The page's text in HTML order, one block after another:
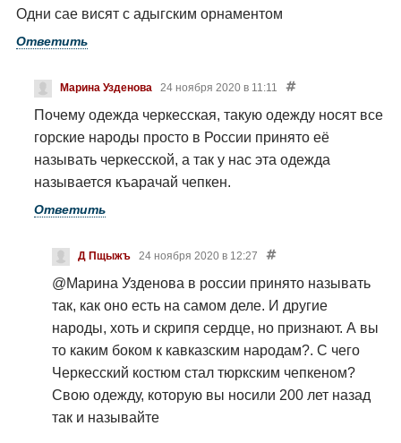
Одни сае висят с адыгским орнаментом
Ответить
Марина Узденова 24 ноября 2020 в 11:11
Почему одежда черкесская, такую одежду носят все
горские народы просто в России принято её
называть черкесской, а так у нас эта одежда
называется къарачай чепкен.
Ответить
Д Пщыжъ 24 ноября 2020 в 12:27
@Марина Узденова в россии принято называть
так, как оно есть на самом деле. И другие
народы, хоть и скрипя сердце, но признают. А вы
то каким боком к кавказским народам?. С чего
Черкесский костюм стал тюркским чепкеном?
Свою одежду, которую вы носили 200 лет назад
так и называйте